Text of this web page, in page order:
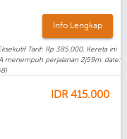
Info Lengkap
Tarif: Rp 385.000. Kereta ini
menempuh perjalanan 2j59m. date:
IDR415.000